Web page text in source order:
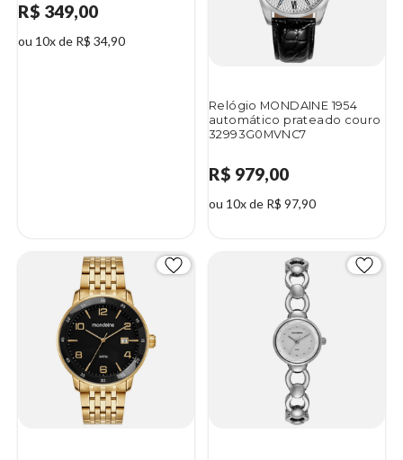
R$ 349,00
ou 10x de R$ 34,90
Relógio MONDAINE 1954
automático prateado couro
32993G0MVNC7
R$ 979,00
ou 10x de R$ 97,90